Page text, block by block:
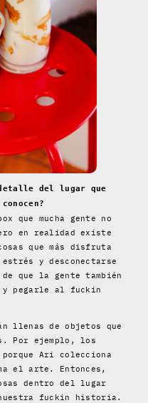
del lugar que
que mucha gente no
en realidad existe
que más disfruta
y desconectarse
que la gente también
y pegarle al fuckin
llenas de objetos que
Por ejemplo, los
porque Ari colecciona
el arte. Entonces,
dentro del lugar
nuestra fuckin historia.